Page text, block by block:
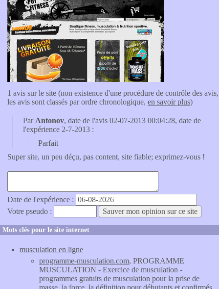
1 avis sur le site (non existence d'une procédure de contrôle des avis,
les avis sont classés par ordre chronologique, en savoir plus)
Par Antonov, date de l'avis 02-07-2013 00:04:28, date de
l'expérience 2-7-2013 :
Parfait
Super site, un peu déçu, pas content, site fiable; exprimez-vous !
Date de l'expérience :
Votre pseudo :
Mots clés pour le site internet
musculation en ligne
programme-musculation.com, PROGRAMME
MUSCULATION - Exercice de musculation -
programmes gratuits de musculation pour la prise de
masse, la force, la définition pour débutants et confirmés